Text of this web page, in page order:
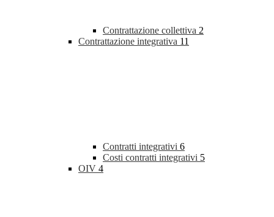
Contrattazione collettiva 2
Contrattazione integrativa 11
Contratti integrativi 6
Costi contratti integrativi 5
OIV 4